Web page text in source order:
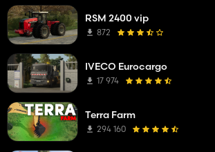
RSM 2400 vip
872
IVECO Eurocargo
17 974
Terra Farm
294 160